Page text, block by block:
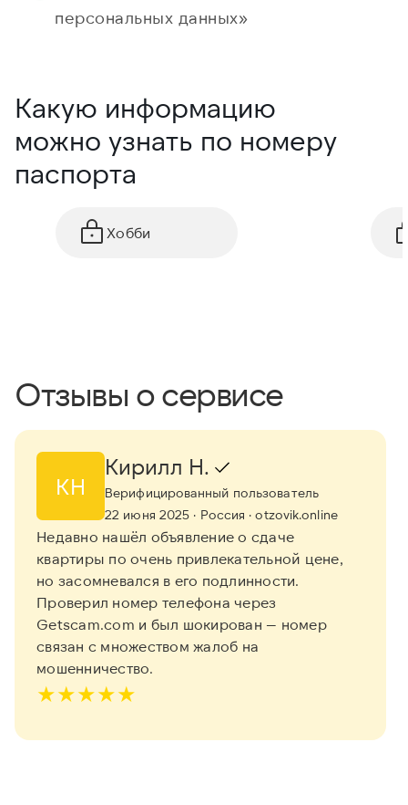
персональных данных»
Какую информацию
можно узнать по номеру
паспорта
Хобби
Отзывы о сервисе
КН
Кирилл Н.
Верифицированный пользователь
22 июня 2025 · Россия · otzovik.online
Недавно нашёл объявление о сдаче
квартиры по очень привлекательной цене,
но засомневался в его подлинности.
Проверил номер телефона через
Getscam.com и был шокирован — номер
связан с множеством жалоб на
мошенничество.
★★★★★